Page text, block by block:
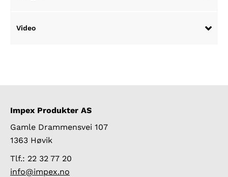
Video
Impex Produkter AS
Gamle Drammensvei 107
1363 Høvik
Tlf.: 22 32 77 20
info@impex.no